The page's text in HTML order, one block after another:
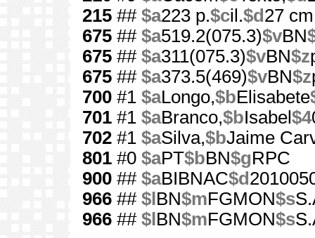
215 ## $a223 p.$cil.$d 27 cm
675 ## $a519.2(075.3)$vBN
675 ## $a311(075.3)$vBN$z
675 ## $a373.5(469)$vBN$z
700 #1 $aLongo,$bElisabete
701 #1 $aBranco,$bIsabel $4
702 #1 $aSilva,$bJaime
801 #0 $aPT$bBN$gRPC
900 ## $aBIBNAC$d
966 ## $l BN$mFGMON$s
966 ## $l BN$mFGMON$s